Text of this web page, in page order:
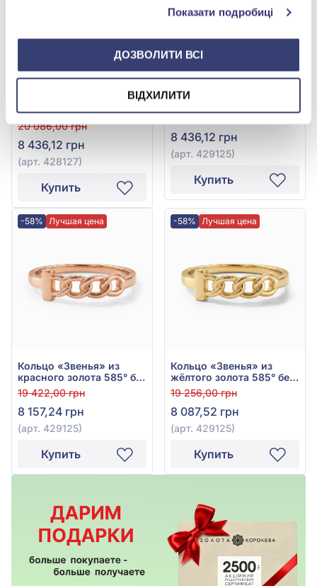
Показати подробиці
ДОЗВОЛИТИ ВСІ
ВІДХИЛИТИ
красного золота 585° с
фианитом, арт. 428127
20 086,00 грн
8 436,12 грн
(арт. 428127)
Купить
Кольцо «Звенья» из
белого золота 585° без
вставки, арт. 429125
8 436,12 грн
(арт. 429125)
Купить
-58% Лучшая цена
Кольцо «Звенья» из
красного золота 585° без
вставки, арт. 429125
19 422,00 грн
8 157,24 грн
(арт. 429125)
Купить
-58% Лучшая цена
Кольцо «Звенья» из
жёлтого золота 585° без
вставки, арт. 429125
19 256,00 грн
8 087,52 грн
(арт. 429125)
Купить